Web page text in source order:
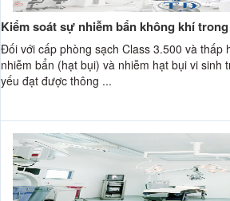
Kiểm soát sự nhiễm bẩn không khí
Đối với cấp phòng sạch Class 3.500 và thấp
nhiễm bẩn (hạt bụi) và nhiễm hạt bụi vi sinh
yếu đạt được thông ...